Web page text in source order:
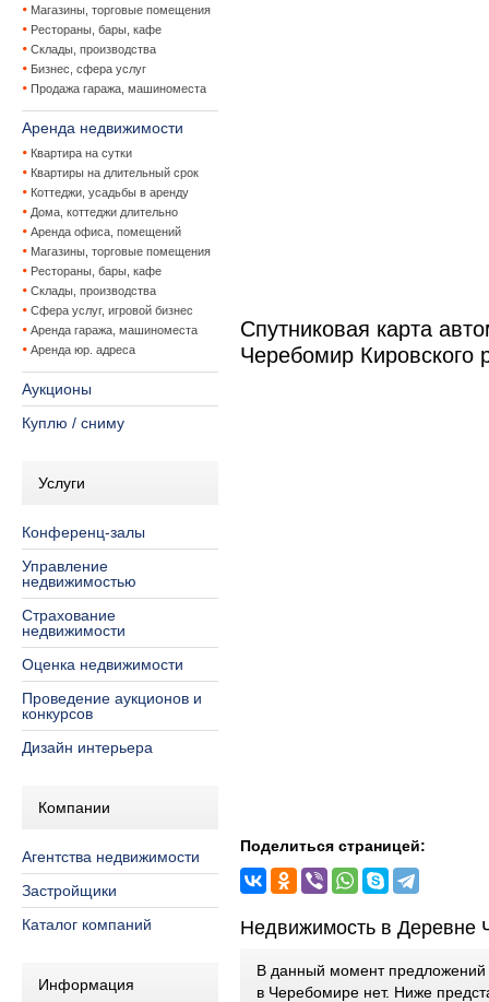
Магазины, торговые помещения
Рестораны, бары, кафе
Склады, производства
Бизнес, сфера услуг
Продажа гаража, машиноместа
Аренда недвижимости
Квартира на сутки
Квартиры на длительный срок
Коттеджи, усадьбы в аренду
Дома, коттеджи длительно
Аренда офиса, помещений
Магазины, торговые помещения
Рестораны, бары, кафе
Склады, производства
Сфера услуг, игровой бизнес
Аренда гаража, машиноместа
Аренда юр. адреса
Аукционы
Куплю / сниму
Услуги
Конференц-залы
Управление
недвижимостью
Страхование
недвижимости
Оценка недвижимости
Проведение аукционов и
конкурсов
Дизайн интерьера
Компании
Агентства недвижимости
Застройщики
Каталог компаний
Информация
Спутниковая карта
Черебомир Кировского
Поделиться страницей:
Недвижимость в Деревне
В данный момент предложений
в Черебомире нет. Ниже